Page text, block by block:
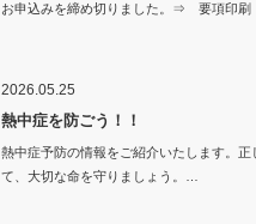
お申込みを締め切りました。⇒ 要項印刷
2026.05.25
熱中症を防ごう！！
熱中症予防の情報をご紹介いたします。正
て、大切な命を守りましょう。…